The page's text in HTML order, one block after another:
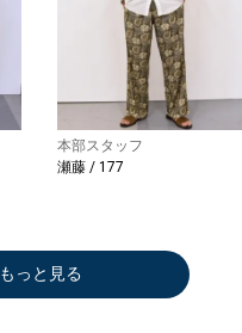
本部スタッフ
瀬藤 / 177
もっと見る